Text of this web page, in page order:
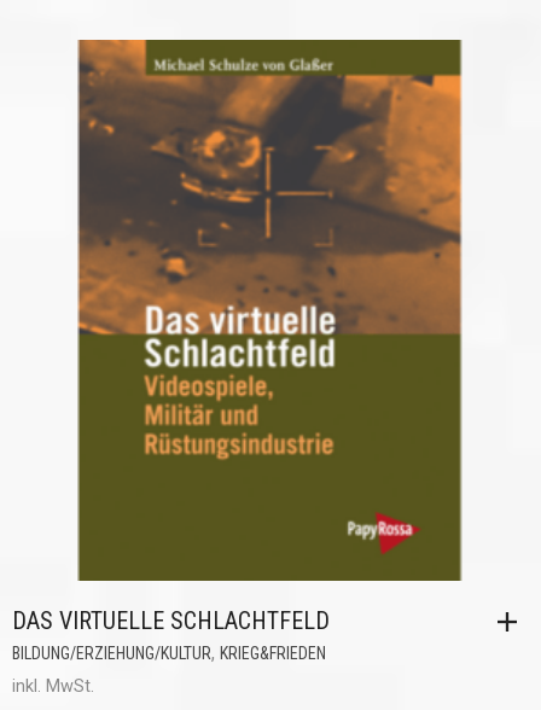
DAS VIRTUELLE SCHLACHTFELD
BILDUNG/ERZIEHUNG/KULTUR, KRIEG&FRIEDEN
inkl. MwSt.